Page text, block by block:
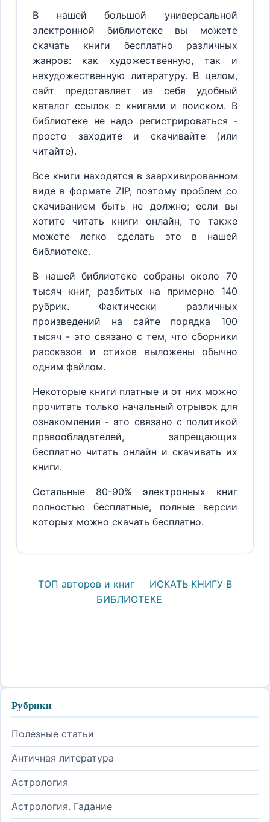
В нашей большой универсальной
электронной библиотеке вы можете
скачать книги бесплатно различных
жанров: как художественную, так и
нехудожественную литературу. В целом,
сайт представляет из себя удобный
каталог ссылок с книгами и поиском. В
библиотеке не надо регистрироваться -
просто заходите и скачивайте (или
читайте).
Все книги находятся в заархивированном
виде в формате ZIP, поэтому проблем со
скачиванием быть не должно; если вы
хотите читать книги онлайн, то также
можете легко сделать это в нашей
библиотеке.
В нашей библиотеке собраны около 70
тысяч книг, разбитых на примерно 140
рубрик. Фактически различных
произведений на сайте порядка 100
тысяч - это связано с тем, что сборники
рассказов и стихов выложены обычно
одним файлом.
Некоторые книги платные и от них можно
прочитать только начальный отрывок для
ознакомления - это связано с политикой
правообладателей, запрещающих
бесплатно читать онлайн и скачивать их
книги.
Остальные 80-90% электронных книг
полностью бесплатные, полные версии
которых можно скачать бесплатно.
ТОП авторов и книг
ИСКАТЬ КНИГУ В
БИБЛИОТЕКЕ
Рубрики
Полезные статьи
Античная литература
Астрология
Астрология. Гадание